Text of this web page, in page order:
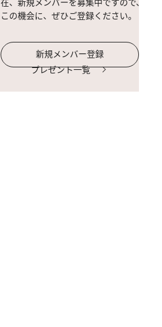
この機会に、ぜひご登録ください。
新規メンバー登録
プレゼント一覧